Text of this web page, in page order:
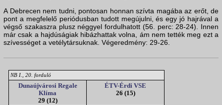
A Debrecen nem tudni, pontosan honnan szívta magába az erőt, de
pont a megfelelő periódusban tudott megújulni, és egy jó hajrával a
végső szakaszra plusz néggyel fordulhatott (56. perc: 28-24). Innen
már csak a hajdúságiak hibázhattak volna, ám nem tették meg ezt a
szívességet a vetélytársuknak. Végeredmény: 29-26.
NB I., 20. forduló
Dunaújvárosi Regale
Klíma
29 (12)
ÉTV-Érdi VSE
26 (15)